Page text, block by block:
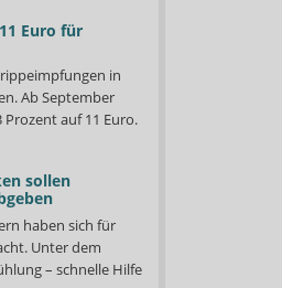
AKWL, sieht die wohnortnahe und flächendeckende
handelt.
Euro für
in
Ab September
auf 11 Euro.
sollen
haben sich für
Unter dem
– schnelle Hilfe